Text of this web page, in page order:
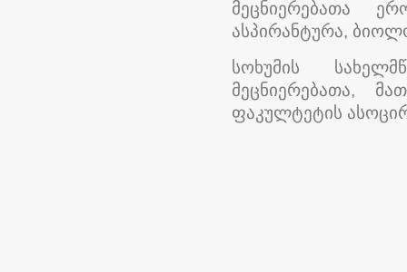
მეცნიერებათა
ასპირანტურა,
სოხუმის
მეცნიერებათა,
ფაკულტეტის